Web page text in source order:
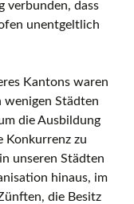
verbunden, dass
unentgeltlich
Kantons waren
wenigen Städten
die Ausbildung
Konkurrenz zu
unseren Städten
hinaus, im
die Besitz